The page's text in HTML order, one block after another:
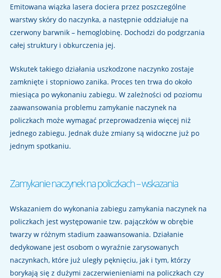
Emitowana wiązka lasera dociera przez poszczególne
warstwy skóry do naczynka, a następnie oddziałuje na
czerwony barwnik – hemoglobinę. Dochodzi do podgrzania
całej struktury i obkurczenia jej.
Wskutek takiego działania uszkodzone naczynko zostaje
zamknięte i stopniowo zanika. Proces ten trwa do około
miesiąca po wykonaniu zabiegu. W zależności od poziomu
zaawansowania problemu zamykanie naczynek na
policzkach może wymagać przeprowadzenia więcej niż
jednego zabiegu. Jednak duże zmiany są widoczne już po
jednym spotkaniu.
Zamykanie naczynek na policzkach – wskazania
Wskazaniem do wykonania zabiegu zamykania naczynek na
policzkach jest występowanie tzw. pajączków w obrębie
twarzy w różnym stadium zaawansowania. Działanie
dedykowane jest osobom o wyraźnie zarysowanych
naczynkach, które już uległy pęknięciu, jak i tym, którzy
borykają się z dużymi zaczerwienieniami na policzkach czy